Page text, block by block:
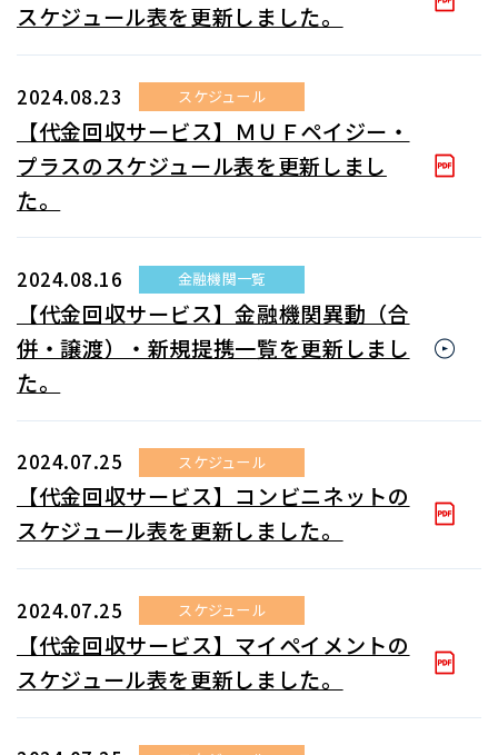
スケジュール表を更新しました。
2024.08.23 スケジュール
【代金回収サービス】ＭＵＦペイジー・
プラスのスケジュール表を更新しまし
た。
2024.08.16 金融機関一覧
【代金回収サービス】金融機関異動（合
併・譲渡）・新規提携一覧を更新しまし
た。
2024.07.25 スケジュール
【代金回収サービス】コンビニネットの
スケジュール表を更新しました。
2024.07.25 スケジュール
【代金回収サービス】マイペイメントの
スケジュール表を更新しました。